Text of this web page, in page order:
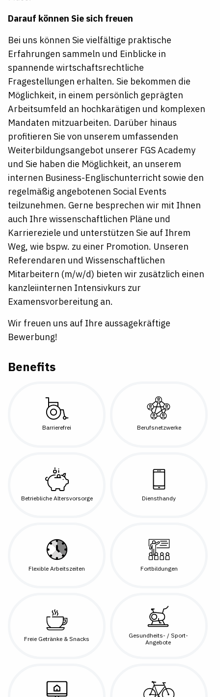
Darauf können Sie sich freuen
Bei uns können Sie vielfältige praktische
Erfahrungen sammeln und Einblicke in
spannende wirtschaftsrechtliche
Fragestellungen erhalten. Sie bekommen die
Möglichkeit, in einem persönlich geprägten
Arbeitsumfeld an hochkarätigen und komplexen
Mandaten mitzuarbeiten. Darüber hinaus
profitieren Sie von unserem umfassenden
Weiterbildungsangebot unserer FGS Academy
und Sie haben die Möglichkeit, an unserem
internen Business-Englischunterricht sowie den
regelmäßig angebotenen Social Events
teilzunehmen. Gerne besprechen wir mit Ihnen
auch Ihre wissenschaftlichen Pläne und
Karriereziele und unterstützen Sie auf Ihrem
Weg, wie bspw. zu einer Promotion. Unseren
Referendaren und Wissenschaftlichen
Mitarbeitern (m/w/d) bieten wir zusätzlich einen
kanzleiinternen Intensivkurs zur
Examensvorbereitung an.
Wir freuen uns auf Ihre aussagekräftige
Bewerbung!
Benefits
Barrierefrei Berufsnetzwerke
Betriebliche Altersvorsorge Diensthandy
Flexible Arbeitszeiten Fortbildungen
Freie Getränke & Snacks
Gesundheits- / Sport-
Angebote